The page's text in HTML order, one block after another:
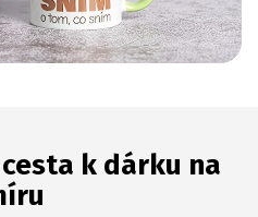
k dárku na